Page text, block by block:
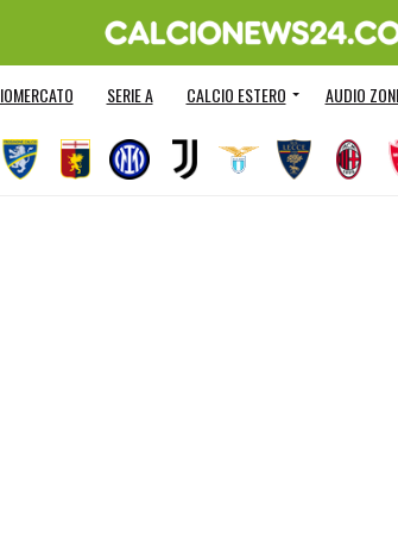
SERIE A CALCIO ESTERO AUDIO